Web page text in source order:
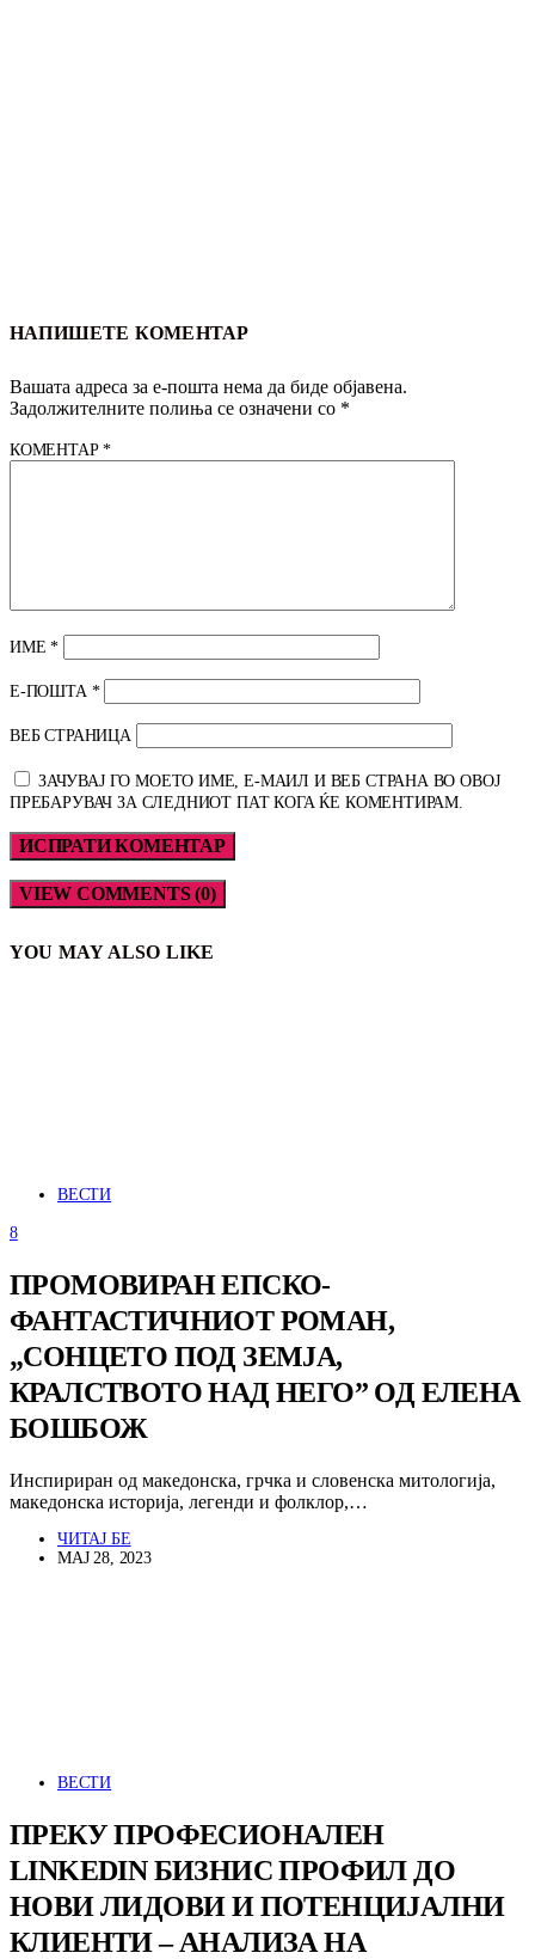
НАПИШЕТЕ КОМЕНТАР
Вашата адреса за е-пошта нема да биде објавена.
Задолжителните полиња се означени со *
КОМЕНТАР*
ИМЕ*
Е-ПОШТА *
ВЕБ СТРАНИЦА
ЗАЧУВАЈ ГО МОЕТО ИМЕ, Е-МАИЛ И ВЕБ СТРАНА ВО ОВОЈ
ПРЕБАРУВАЧ ЗА СЛЕДНИОТ ПАТ КОГА ЌЕ КОМЕНТИРАМ.
VIEW COMMENTS (0)
YOU MAY ALSO LIKE
ВЕСТИ
8
ПРОМОВИРАН ЕПСКО-
ФАНТАСТИЧНИОТ РОМАН,
„СОНЦЕТО ПОД ЗЕМЈА,
КРАЛСТВОТО НАД НЕГО” ОД ЕЛЕНА
БОШБОЖ
Инспириран од македонска, грчка и словенска митологија,
македонска историја, легенди и фолклор,…
ЧИТАЈ БЕ
МАЈ 28, 2023
ВЕСТИ
ПРЕКУ ПРОФЕСИОНАЛЕН
LINKEDIN БИЗНИС ПРОФИЛ ДО
НОВИ ЛИДОВИ И ПОТЕНЦИЈАЛНИ
КЛИЕНТИ – АНАЛИЗА НА